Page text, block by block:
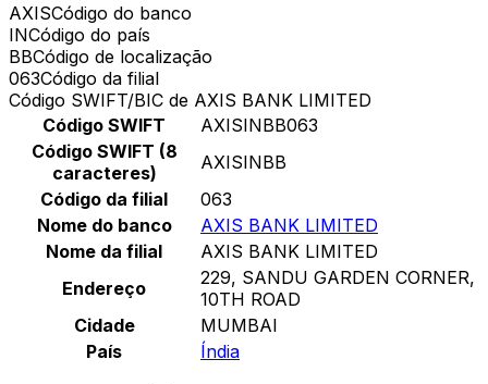
AXISCódigo do banco
INCódigo do país
BBCódigo de localização
063Código da filial
Código SWIFT/BIC de AXIS BANK LIMITED
Código SWIFT
AXISINBB063
Código SWIFT (8
caracteres)
AXISINBB
Código da filial
063
Nome do banco
AXIS BANK LIMITED
Nome da filial
AXIS BANK LIMITED
Endereço
229, SANDU GARDEN CORNER,
10TH ROAD
Cidade
MUMBAI
País
Índia